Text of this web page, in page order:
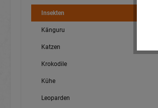
Insekten
Känguru
Katzen
Krokodile
Kühe
Leoparden